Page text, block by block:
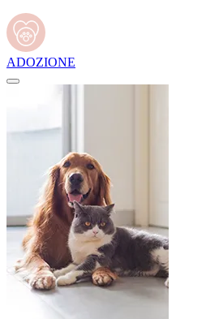
ADOZIONE